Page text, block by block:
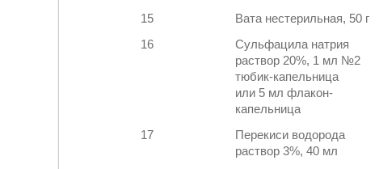
15 Вата нестерильная, 50 г
16
Сульфацила натрия
раствор 20%, 1 мл №2
тюбик-капельница
или 5 мл флакон-
капельница
17
Перекиси водорода
раствор 3%, 40 мл